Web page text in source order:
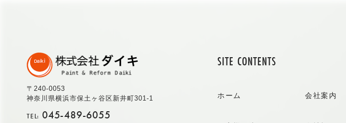
〒240-0053
神奈川県横浜市保土ヶ谷区新井町301-1
TEL: 045-489-6055
SITE CONTENTS
ホーム 会社案内